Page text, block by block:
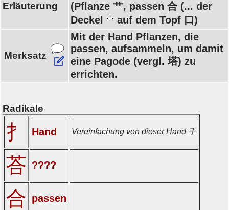
Erläuterung
(Pflanze 艹, passen 合 (... der
Deckel
auf dem Topf 口)
Merksatz
Mit der Hand Pflanzen, die
passen, aufsammeln, um damit
eine Pagode (vergl. 塔) zu
errichten.
Radikale
扌 Hand Vereinfachung von dieser Hand 手
荅 ????
合 passen